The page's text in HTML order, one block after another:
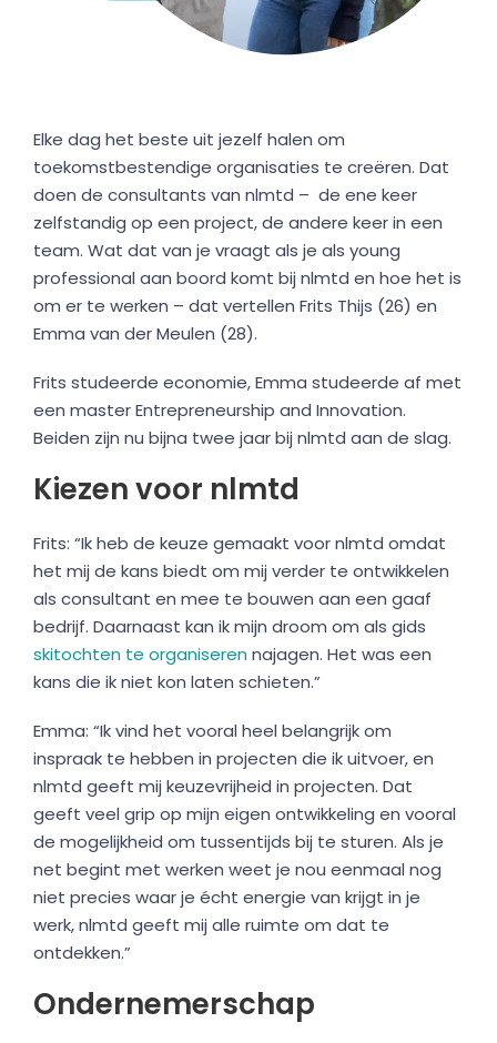
Elke dag het beste uit jezelf halen om
toekomstbestendige organisaties te creëren. Dat
doen de consultants van nlmtd – de ene keer
zelfstandig op een project, de andere keer in een
team. Wat dat van je vraagt als je als young
professional aan boord komt bij nlmtd en hoe het is
om er te werken – dat vertellen Frits Thijs (26) en
Emma van der Meulen (28).
Frits studeerde economie, Emma studeerde af met
een master Entrepreneurship and Innovation.
Beiden zijn nu bijna twee jaar bij nlmtd aan de slag.
Kiezen voor nlmtd
Frits: “Ik heb de keuze gemaakt voor nlmtd omdat
het mij de kans biedt om mij verder te ontwikkelen
als consultant en mee te bouwen aan een gaaf
bedrijf. Daarnaast kan ik mijn droom om als gids
skitochten te organiseren najagen. Het was een
kans die ik niet kon laten schieten.”
Emma: “Ik vind het vooral heel belangrijk om
inspraak te hebben in projecten die ik uitvoer, en
nlmtd geeft mij keuzevrijheid in projecten. Dat
geeft veel grip op mijn eigen ontwikkeling en vooral
de mogelijkheid om tussentijds bij te sturen. Als je
net begint met werken weet je nou eenmaal nog
niet precies waar je écht energie van krijgt in je
werk, nlmtd geeft mij alle ruimte om dat te
ontdekken.”
Ondernemerschap